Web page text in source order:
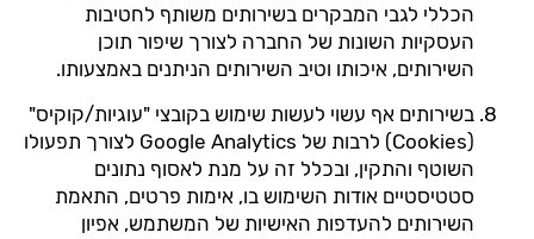
הכללי לגבי המבקרים בשירותים משותף לחטיבות
העסקיות השונות של החברה לצורך שיפור תוכן
השירותים, איכותו וטיב השירותים הניתנים באמצעותו.
בשירותים אף עשוי לעשות שימוש בקובצי "עוגיות/קוקיס"
(Cookies) לרבות של Google Analytics לצורך תפעולו
השוטף והתקין, ובכלל זה על מנת לאסוף נתונים
סטטיסטיים אודות השימוש בו, אימות פרטים, התאמת
השירותים להעדפות האישיות של המשתמש, אפיון